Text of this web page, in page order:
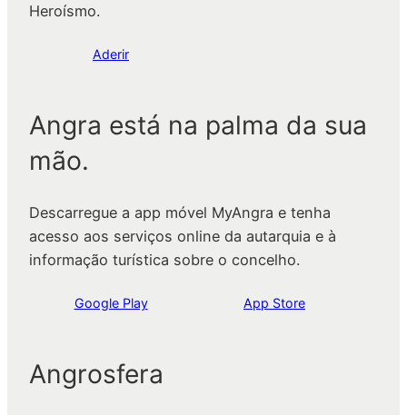
Heroísmo.
Aderir
Angra está na palma da sua
mão.
Descarregue a app móvel MyAngra e tenha
acesso aos serviços online da autarquia e à
informação turística sobre o concelho.
Google Play App Store
Angrosfera